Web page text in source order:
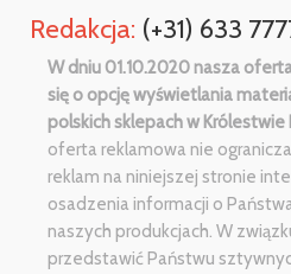
Redakcja: (+31) 633
W dniu 01.10.2020 nasza
się o opcję wyświetlania
polskich sklepach w
oferta reklamowa nie
reklam na niniejszej stronie
osadzenia informacji o
naszych produkcjach. W
przedstawić Państwu